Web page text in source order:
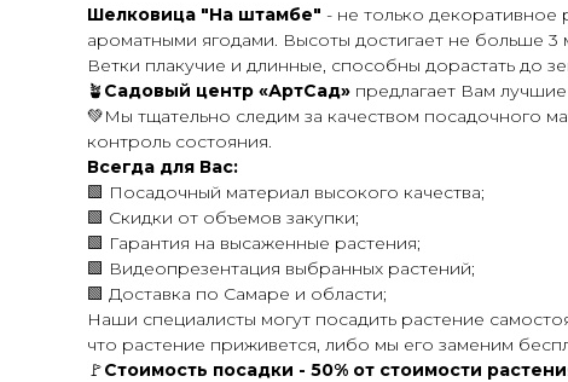
Шелковица "На штамбе" - не только
ароматными ягодами. Высоты достигает не больше 3
Ветки плакучие и длинные, способны дорастать до
🪴 Садовый центр «АртСад» предлагает Вам
💚Мы тщательно следим за качеством посадочного
контроль состояния.
Всегда для Вас:
🟩 Посадочный материал высокого качества;
🟩 Скидки от объемов закупки;
🟩 Гарантия на высаженные растения;
🟩 Видеопрезентация выбранных растений;
🟩 Доставка по Самаре и области;
Наши специалисты могут посадить растение
что растение приживется, либо мы его заменим
🚩Стоимость посадки - 50% от стоимости